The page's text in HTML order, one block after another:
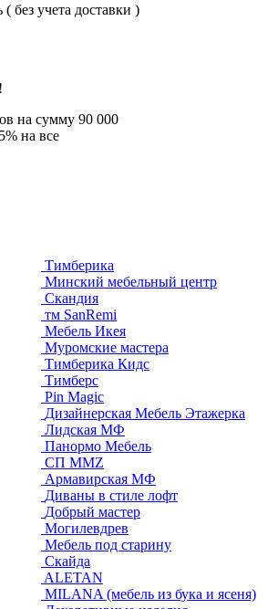
( без учета доставки )
на сумму 90 000
5% на все
Тимберика
Минский мебельный центр
Скандия
тм SanRemi
Мебель Икея
Муромские мастера
Тимберика Кидс
Тимберс
Pin Magic
Дизайнерская Мебель Этажерка
Лидская МФ
Панормо Мебель
СП ММZ
Армавирская МФ
Диваны в стиле лофт
Добрый мастер
Могилевдрев
Мебель под старину
Скайда
ALETAN
MILANA (мебель из бука и ясеня)